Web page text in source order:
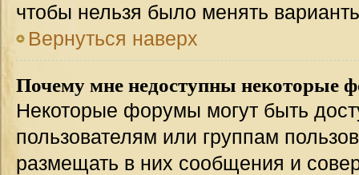
чтобы нельзя было менять
Вернуться наверх
Почему мне недоступны некоторые
Некоторые форумы могут быть
пользователям или группам
размещать в них сообщения и